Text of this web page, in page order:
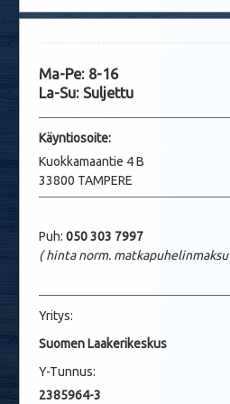
Ma-Pe: 8-16
La-Su: Suljettu
Käyntiosoite:
Kuokkamaantie 4 B
33800 TAMPERE
Puh: 050 303 7997
( hinta norm. matkapuhelinmaksu
Yritys:
Suomen Laakerikeskus
Y-Tunnus:
2385964-3